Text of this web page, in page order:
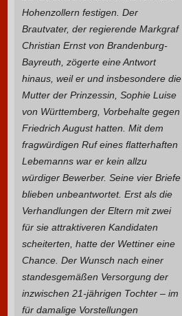
Hohenzollern festigen. Der
Brautvater, der regierende Markgraf
Christian Ernst von Brandenburg-
Bayreuth, zögerte eine Antwort
hinaus, weil er und insbesondere die
Mutter der Prinzessin, Sophie Luise
von Württemberg, Vorbehalte gegen
Friedrich August hatten. Mit dem
fragwürdigen Ruf eines flatterhaften
Lebemanns war er kein allzu
würdiger Bewerber. Seine vier Briefe
blieben unbeantwortet. Erst als die
Verhandlungen der Eltern mit zwei
für sie attraktiveren Kandidaten
scheiterten, hatte der Wettiner eine
Chance. Der Wunsch nach einer
standesgemäßen Versorgung der
inzwischen 21-jährigen Tochter – im
für damalige Vorstellungen